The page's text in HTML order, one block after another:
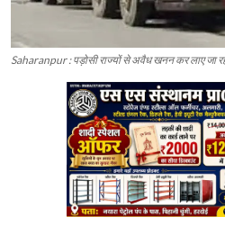
Saharanpur : पड़ोसी राज्यों से अवैध खनन कर लाए जा रहे